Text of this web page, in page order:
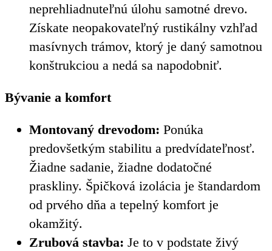
neprehliadnuteľnú úlohu samotné drevo.
Získate neopakovateľný rustikálny vzhľad
masívnych trámov, ktorý je daný samotnou
konštrukciou a nedá sa napodobniť.
Bývanie a komfort
Montovaný drevodom: Ponúka
predovšetkým stabilitu a predvídateľnosť.
Žiadne sadanie, žiadne dodatočné
praskliny. Špičková izolácia je štandardom
od prvého dňa a tepelný komfort je
okamžitý.
Zrubová stavba: Je to v podstate živý